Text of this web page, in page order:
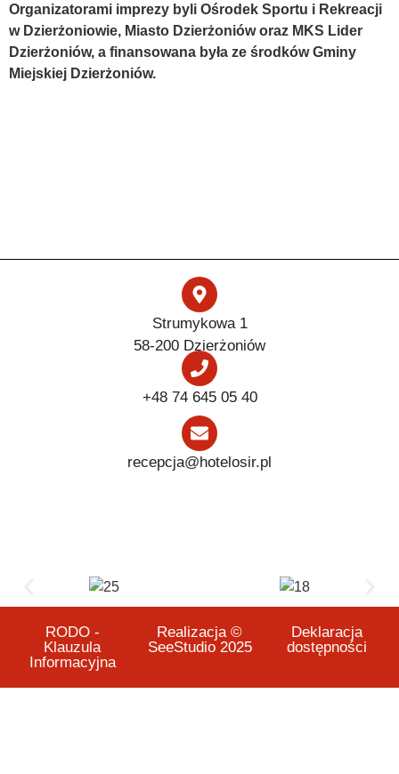
Organizatorami imprezy byli Ośrodek Sportu i Rekreacji
w Dzierżoniowie, Miasto Dzierżoniów oraz MKS Lider
Dzierżoniów, a finansowana była ze środków Gminy
Miejskiej Dzierżoniów.
Strumykowa 1
58-200 Dzierżoniów
+48 74 645 05 40
recepcja@hotelosir.pl
RODO -
Klauzula
Informacyjna
Realizacja ©
SeeStudio 2025
Deklaracja
dostępności